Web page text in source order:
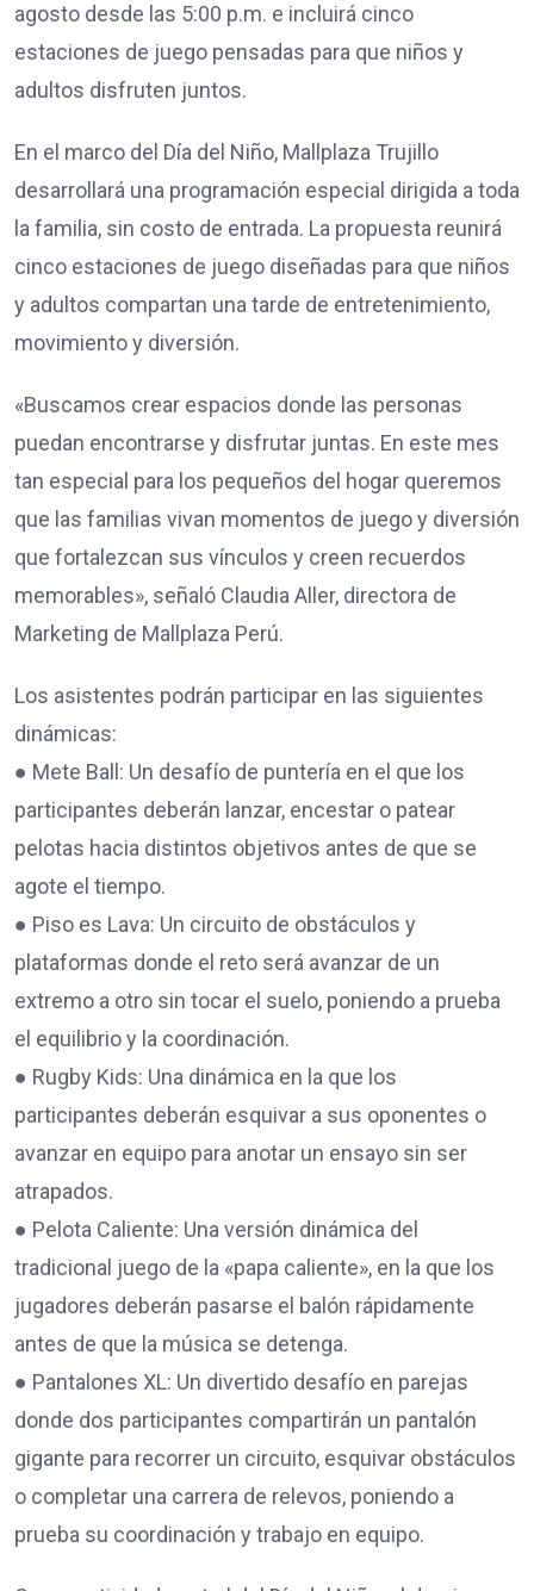
agosto desde las 5:00 p.m. e incluirá cinco
estaciones de juego pensadas para que niños y
adultos disfruten juntos.
En el marco del Día del Niño, Mallplaza Trujillo
desarrollará una programación especial dirigida a toda
la familia, sin costo de entrada. La propuesta reunirá
cinco estaciones de juego diseñadas para que niños
y adultos compartan una tarde de entretenimiento,
movimiento y diversión.
«Buscamos crear espacios donde las personas
puedan encontrarse y disfrutar juntas. En este mes
tan especial para los pequeños del hogar queremos
que las familias vivan momentos de juego y diversión
que fortalezcan sus vínculos y creen recuerdos
memorables», señaló Claudia Aller, directora de
Marketing de Mallplaza Perú.
Los asistentes podrán participar en las siguientes
dinámicas:
● Mete Ball: Un desafío de puntería en el que los
participantes deberán lanzar, encestar o patear
pelotas hacia distintos objetivos antes de que se
agote el tiempo.
● Piso es Lava: Un circuito de obstáculos y
plataformas donde el reto será avanzar de un
extremo a otro sin tocar el suelo, poniendo a prueba
el equilibrio y la coordinación.
● Rugby Kids: Una dinámica en la que los
participantes deberán esquivar a sus oponentes o
avanzar en equipo para anotar un ensayo sin ser
atrapados.
● Pelota Caliente: Una versión dinámica del
tradicional juego de la «papa caliente», en la que los
jugadores deberán pasarse el balón rápidamente
antes de que la música se detenga.
● Pantalones XL: Un divertido desafío en parejas
donde dos participantes compartirán un pantalón
gigante para recorrer un circuito, esquivar obstáculos
o completar una carrera de relevos, poniendo a
prueba su coordinación y trabajo en equipo.